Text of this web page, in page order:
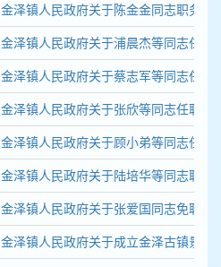
金泽镇人民政府关于陈金金同志职务任
金泽镇人民政府关于浦晨杰等同志任职
金泽镇人民政府关于蔡志军等同志任职
金泽镇人民政府关于张欣等同志任职的
金泽镇人民政府关于顾小弟等同志任职
金泽镇人民政府关于陆培华等同志职务
金泽镇人民政府关于张爱国同志免职的
金泽镇人民政府关于成立金泽古镇景区